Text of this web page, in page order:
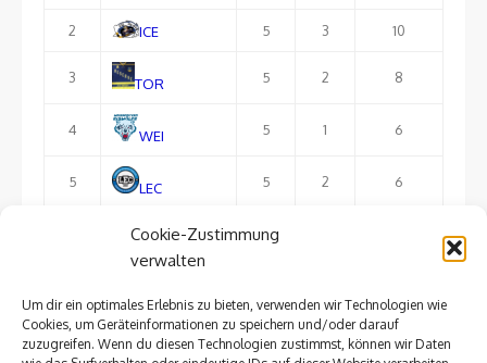
Cookie-Zustimmung
verwalten
Um dir ein optimales Erlebnis zu bieten, verwenden wir Technologien wie
Cookies, um Geräteinformationen zu speichern und/oder darauf
zuzugreifen. Wenn du diesen Technologien zustimmst, können wir Daten
2 ICE 5 3 10
3 TOR 5 2 8
4 WEI 5 1 6
5 LEC 5 2 6
FTL 5
ausführliche Tabelle